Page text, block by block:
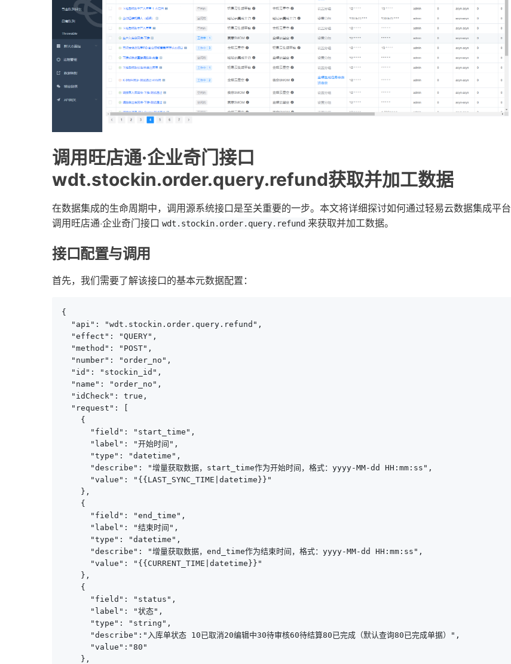
调用旺店通·企业奇门接口
wdt.stockin.order.query.refund获取并加工数据
在数据集成的生命周期中，调用源系统接口是至关重要的一步。本文将详细探讨如何通过轻易云数据集成平台
调用旺店通·企业奇门接口 wdt.stockin.order.query.refund 来获取并加工数据。
接口配置与调用
首先，我们需要了解该接口的基本元数据配置：
{
  "api": "wdt.stockin.order.query.refund",
  "effect": "QUERY",
  "method": "POST",
  "number": "order_no",
  "id": "stockin_id",
  "name": "order_no",
  "idCheck": true,
  "request": [
    {
      "field": "start_time",
      "label": "开始时间",
      "type": "datetime",
      "describe": "增量获取数据，start_time作为开始时间，格式：yyyy-MM-dd HH:mm:ss",
      "value": "{{LAST_SYNC_TIME|datetime}}"
    },
    {
      "field": "end_time",
      "label": "结束时间",
      "type": "datetime",
      "describe": "增量获取数据，end_time作为结束时间，格式：yyyy-MM-dd HH:mm:ss",
      "value": "{{CURRENT_TIME|datetime}}"
    },
    {
      "field": "status",
      "label": "状态",
      "type": "string",
      "describe":"入库单状态 10已取消20编辑中30待审核60待结算80已完成（默认查询80已完成单据）",
      "value":"80"
    },